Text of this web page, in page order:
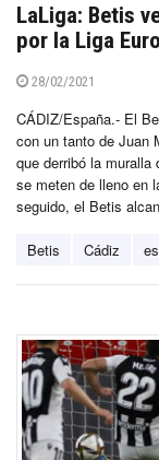
LaLiga: Betis
por la Liga
28/02/2021
CÁDIZ/España.- El
con un tanto de Juan
que derribó la
se meten de lleno en
seguido, el Betis
Betis Cádiz